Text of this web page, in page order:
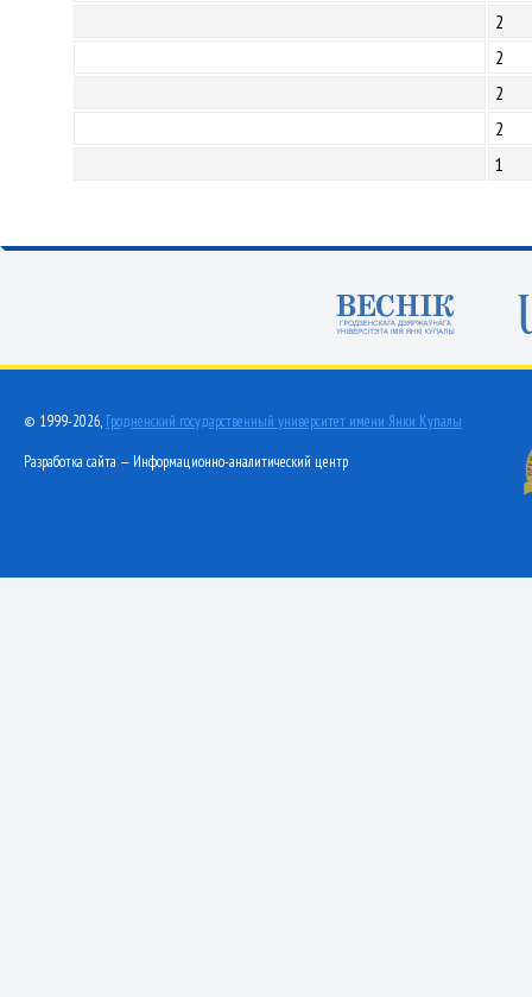
2
2
2
2
1
© 1999-2026, Гродненский государственный университет имени Янки Купалы
Разработка сайта — Информационно-аналитический центр